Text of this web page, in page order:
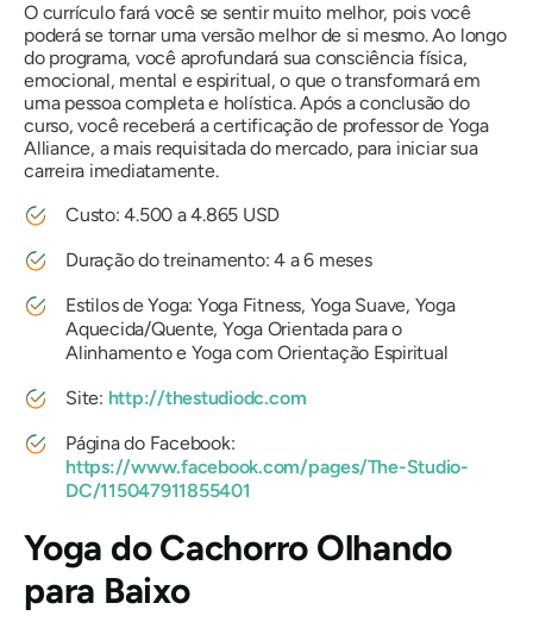
O currículo fará você se sentir muito melhor, pois você
poderá se tornar uma versão melhor de si mesmo. Ao longo
do programa, você aprofundará sua consciência física,
emocional, mental e espiritual, o que o transformará em
uma pessoa completa e holística. Após a conclusão do
curso, você receberá a certificação de professor de Yoga
Alliance, a mais requisitada do mercado, para iniciar sua
carreira imediatamente.
Custo: 4.500 a 4.865 USD
Duração do treinamento: 4 a 6 meses
Estilos de Yoga: Yoga Fitness, Yoga Suave, Yoga
Aquecida/Quente, Yoga Orientada para o
Alinhamento e Yoga com Orientação Espiritual
Site: http://thestudiodc.com
Página do Facebook:
https://www.facebook.com/pages/The-Studio-
DC/115047911855401
Yoga do Cachorro Olhando
para Baixo